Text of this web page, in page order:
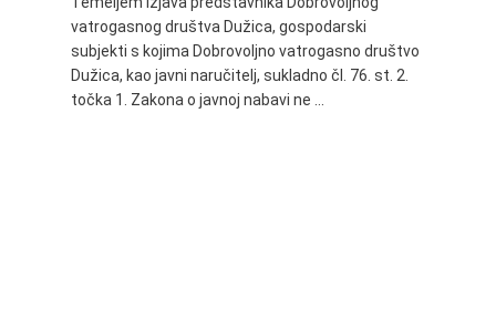
vatrogasnog društva Dužica, gospodarski
subjekti s kojima Dobrovoljno vatrogasno društvo
Dužica, kao javni naručitelj, sukladno čl. 76. st. 2.
točka 1. Zakona o javnoj nabavi ne …